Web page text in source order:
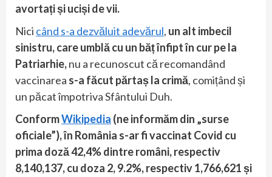
avortați și uciși de vii.
Nici când s-a dezvăluit adevărul, un alt imbecil
sinistru, care umblă cu un băț înfipt în cur pe la
Patriarhie,nu a recunoscut că recomandând
vaccinarea s-a făcut părtaș la crimă, comițând și
un păcat împotriva Sfântului Duh.
ConformWikipedia (ne informăm din „surse
oficiale”), în România s-ar fi vaccinat Covid cu
prima doză 42,4% dintre români, respectiv
8,140,137, cu doza 2, 9.2%, respectiv 1,766,621 și